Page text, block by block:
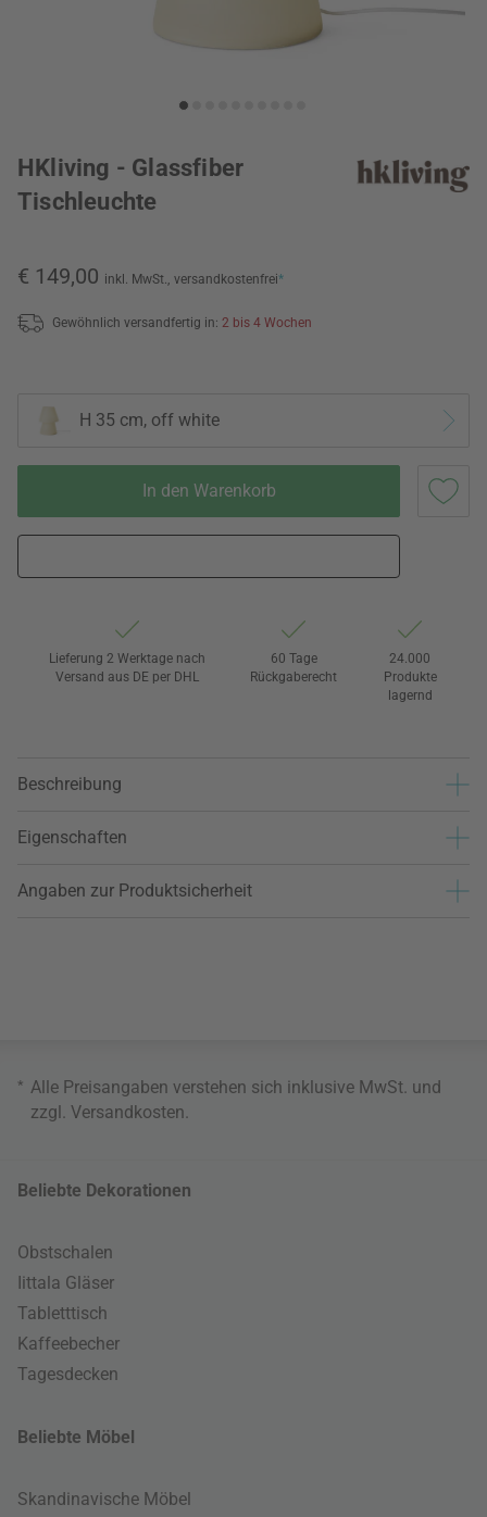
HKliving - Glassfiber
Tischleuchte
€ 149,00 inkl. MwSt., versandkostenfrei*
Gewöhnlich versandfertig in: 2 bis 4 Wochen
H 35 cm, off white
In den Warenkorb
Lieferung 2 Werktage nach
Versand aus DE per DHL
60 Tage
Rückgaberecht
24.000
Produkte
lagernd
Beschreibung
Eigenschaften
Angaben zur Produktsicherheit
* Alle Preisangaben verstehen sich inklusive MwSt. und
zzgl. Versandkosten
Beliebte Dekorationen
Obstschalen
Iittala Gläser
Tabletttisch
Kaffeebecher
Tagesdecken
Beliebte Möbel
Skandinavische Möbel